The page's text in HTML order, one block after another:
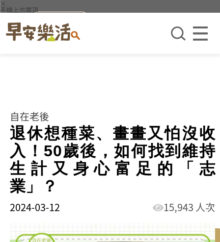
×
手機上方置頂
自在老後
退休想種菜、畫畫又怕沒收
入！50歲後，如何找到維持
生計又身心富足的「志
業」？
2024-03-12 15,943 人次